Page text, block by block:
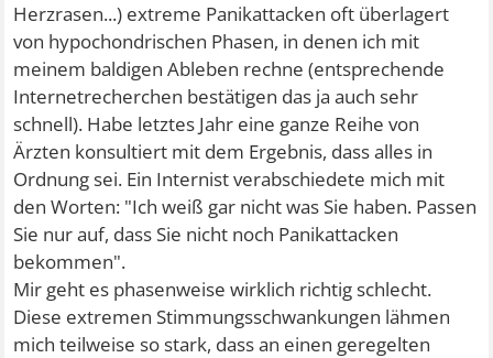
Herzrasen...) extreme Panikattacken oft überlagert
von hypochondrischen Phasen, in denen ich mit
meinem baldigen Ableben rechne (entsprechende
Internetrecherchen bestätigen das ja auch sehr
schnell). Habe letztes Jahr eine ganze Reihe von
Ärzten konsultiert mit dem Ergebnis, dass alles in
Ordnung sei. Ein Internist verabschiedete mich mit
den Worten: "Ich weiß gar nicht was Sie haben. Passen
Sie nur auf, dass Sie nicht noch Panikattacken
bekommen".
Mir geht es phasenweise wirklich richtig schlecht.
Diese extremen Stimmungsschwankungen lähmen
mich teilweise so stark, dass an einen geregelten